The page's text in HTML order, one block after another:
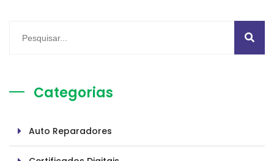
Categorias
Auto Reparadores